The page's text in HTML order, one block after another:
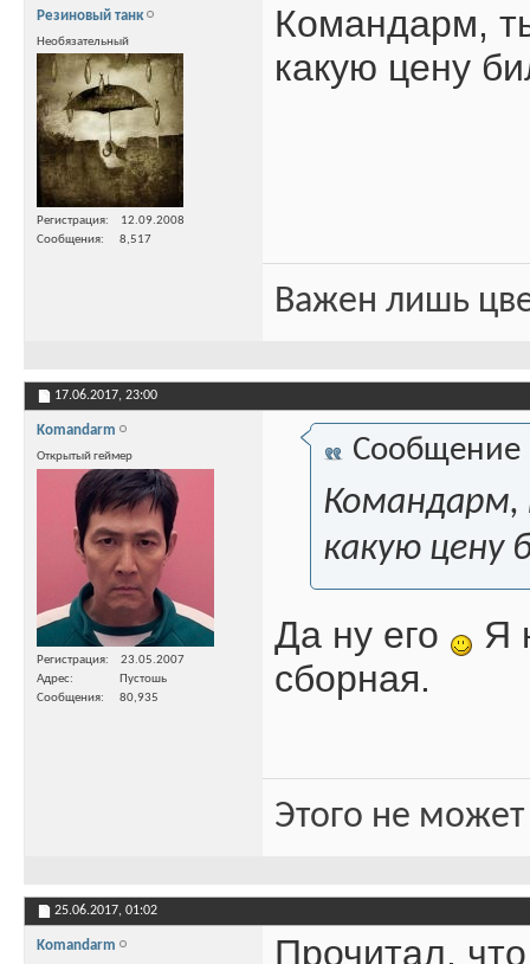
Резиновый танк
Необязательный
Регистрация
12.09.2008
Сообщения
8,517
Командарм,
какую цену
Важен лишь
17.06.2017, 23:00
Komandarm
Открытый геймер
Регистрация
23.05.2007
Адрес
Пустошь
Сообщения
80,935
Сообщение
Командарм,
какую цену
Да ну его
Я
сборная.
Этого не
25.06.2017, 01:02
Komandarm Прочитал,